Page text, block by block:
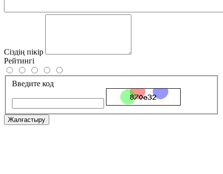
Сіздің пікір
Рейтингі
Введите код
Жалғастыру